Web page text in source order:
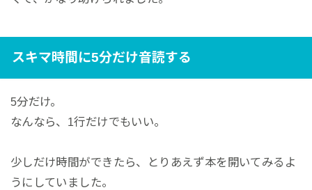
スキマ時間に5分だけ音読する
5分だけ。
なんなら、1行だけでもいい。
少しだけ時間ができたら、とりあえず本を開いてみるよ
うにしていました。